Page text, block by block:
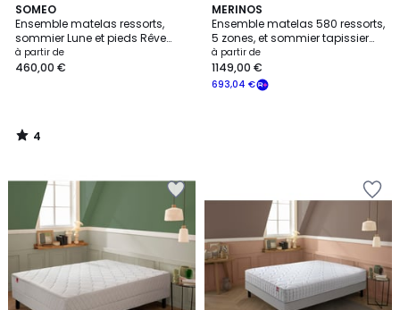
SOMEO
Ensemble matelas ressorts,
sommier Lune et pieds Rêve
300
à partir de
460,00 €
4
/
5
4
/
MERINOS
Ensemble matelas 580 ressorts,
5 zones, et sommier tapissier
BEAUTY BED 2
à partir de
693,04 €
1149,00 €